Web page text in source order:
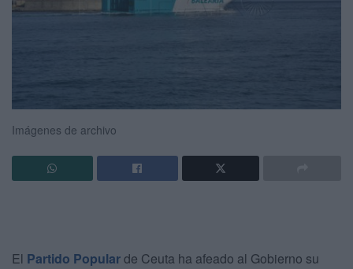
Imágenes de archivo
El Partido Popularde Ceuta ha afeado al Gobierno su